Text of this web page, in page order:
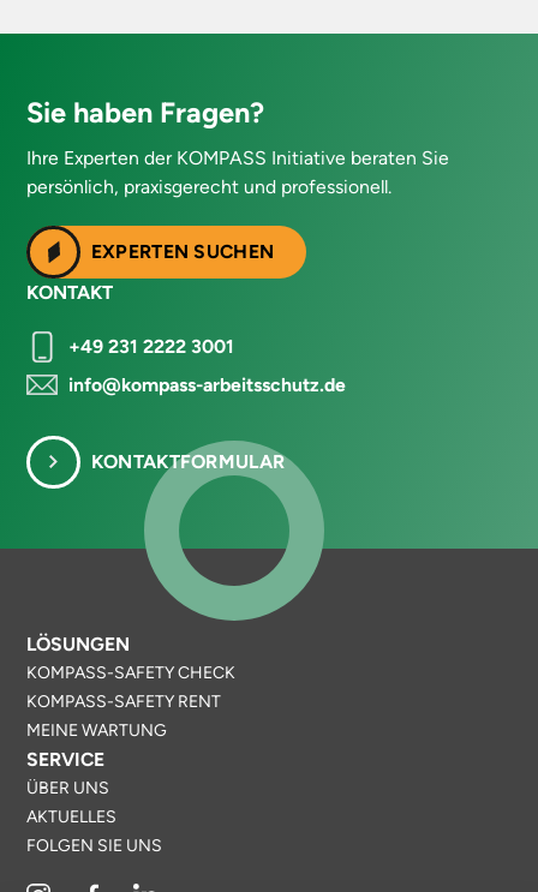
Sie haben Fragen?
Ihre Experten der KOMPASS Initiative beraten Sie
persönlich, praxisgerecht und professionell.
EXPERTEN SUCHEN
KONTAKT
+49 231 2222 3001
info@kompass-arbeitsschutz.de
KONTAKTFORMULAR
LÖSUNGEN
KOMPASS-SAFETY CHECK
KOMPASS-SAFETY RENT
MEINE WARTUNG
SERVICE
ÜBER UNS
AKTUELLES
FOLGEN SIE UNS